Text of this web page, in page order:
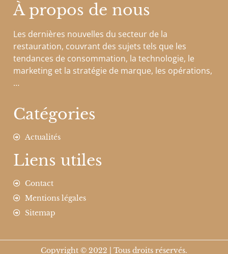
À propos de nous
Les dernières nouvelles du secteur de la
restauration, couvrant des sujets tels que les
tendances de consommation, la technologie, le
marketing et la stratégie de marque, les opérations,
…
Catégories
Actualités
Liens utiles
Contact
Mentions légales
Sitemap
Copyright © 2022 | Tous droits réservés.